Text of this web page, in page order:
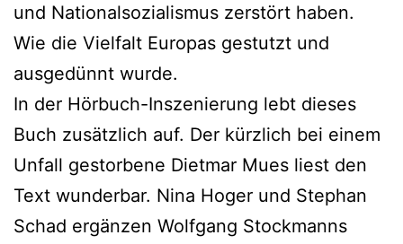
und Nationalsozialismus zerstört haben.
Wie die Vielfalt Europas gestutzt und
ausgedünnt wurde.
In der Hörbuch-Inszenierung lebt dieses
Buch zusätzlich auf. Der kürzlich bei einem
Unfall gestorbene Dietmar Mues liest den
Text wunderbar. Nina Hoger und Stephan
Schad ergänzen Wolfgang Stockmanns